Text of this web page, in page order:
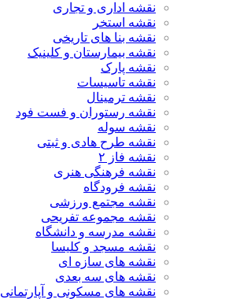
نقشه اداری و تجاری
نقشه استخر
نقشه بنا های تاریخی
نقشه بیمارستان و کلینیک
نقشه پارک
نقشه تاسیسات
نقشه ترمینال
نقشه رستوران و فست فود
نقشه سوله
نقشه طرح هادی و ثبتی
نقشه فاز ۲
نقشه فرهنگی هنری
نقشه فرودگاه
نقشه مجتمع ورزشی
نقشه مجموعه تفریحی
نقشه مدرسه و دانشگاه
نقشه مسجد و کلیسا
نقشه های سازه ای
نقشه های سه بعدی
نقشه های مسکونی و آپارتمانی